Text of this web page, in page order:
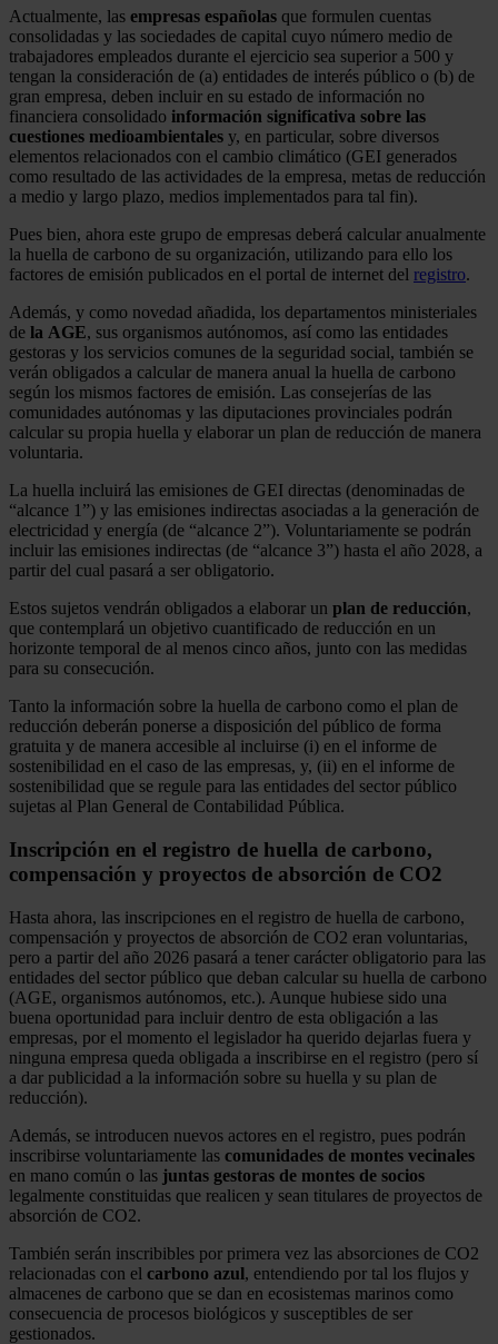
Actualmente, las empresas españolas que formulen cuentas
consolidadas y las sociedades de capital cuyo número medio de
trabajadores empleados durante el ejercicio sea superior a 500 y
tengan la consideración de (a) entidades de interés público o (b) de
gran empresa, deben incluir en su estado de información no
financiera consolidado información significativa sobre las
cuestiones medioambientales y, en particular, sobre diversos
elementos relacionados con el cambio climático (GEI generados
como resultado de las actividades de la empresa, metas de reducción
a medio y largo plazo, medios implementados para tal fin).
Pues bien, ahora este grupo de empresas deberá calcular anualmente
la huella de carbono de su organización, utilizando para ello los
factores de emisión publicados en el portal de internet del registro.
Además, y como novedad añadida, los departamentos ministeriales
de la AGE, sus organismos autónomos, así como las entidades
gestoras y los servicios comunes de la seguridad social, también se
verán obligados a calcular de manera anual la huella de carbono
según los mismos factores de emisión. Las consejerías de las
comunidades autónomas y las diputaciones provinciales podrán
calcular su propia huella y elaborar un plan de reducción de manera
voluntaria.
La huella incluirá las emisiones de GEI directas (denominadas de
“alcance 1”) y las emisiones indirectas asociadas a la generación de
electricidad y energía (de “alcance 2”). Voluntariamente se podrán
incluir las emisiones indirectas (de “alcance 3”) hasta el año 2028, a
partir del cual pasará a ser obligatorio.
Estos sujetos vendrán obligados a elaborar un plan de reducción,
que contemplará un objetivo cuantificado de reducción en un
horizonte temporal de al menos cinco años, junto con las medidas
para su consecución.
Tanto la información sobre la huella de carbono como el plan de
reducción deberán ponerse a disposición del público de forma
gratuita y de manera accesible al incluirse (i) en el informe de
sostenibilidad en el caso de las empresas, y, (ii) en el informe de
sostenibilidad que se regule para las entidades del sector público
sujetas al Plan General de Contabilidad Pública.
Inscripción en el registro de huella de carbono,
compensación y proyectos de absorción de CO2
Hasta ahora, las inscripciones en el registro de huella de carbono,
compensación y proyectos de absorción de CO2 eran voluntarias,
pero a partir del año 2026 pasará a tener carácter obligatorio para las
entidades del sector público que deban calcular su huella de carbono
(AGE, organismos autónomos, etc.). Aunque hubiese sido una
buena oportunidad para incluir dentro de esta obligación a las
empresas, por el momento el legislador ha querido dejarlas fuera y
ninguna empresa queda obligada a inscribirse en el registro (pero sí
a dar publicidad a la información sobre su huella y su plan de
reducción).
Además, se introducen nuevos actores en el registro, pues podrán
inscribirse voluntariamente las comunidades de montes vecinales
en mano común o las juntas gestoras de montes de socios
legalmente constituidas que realicen y sean titulares de proyectos de
absorción de CO2.
También serán inscribibles por primera vez las absorciones de CO2
relacionadas con el carbono azul, entendiendo por tal los flujos y
almacenes de carbono que se dan en ecosistemas marinos como
consecuencia de procesos biológicos y susceptibles de ser
gestionados.